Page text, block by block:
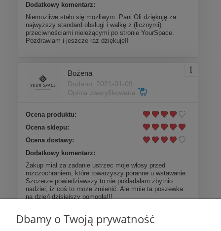
Dodatkowy komentarz:
Niemożliwe stało się możliwym. Pani Oli dziękuję za
najwyższy standard obsługi i walkę z (licznymi)
przeciwnościami nieleżącymi po stronie YourSpace.
Pozdrawiam i jeszcze raz dziękuję!!
Bożena
Dodano: 2021-01-09
Opinia zweryfikowana
Ocena produktu:
Ocena sklepu:
Ocena dostawy:
Dodatkowy komentarz:
Zakup miał za zadanie ustrzec moje włosy przed
rozczochraniem, które towarzyszy poranne u wstawanie.
Szczerze powiedziawszy to nie pokładałam zbytnio
nadziei, iż coś to może zmienić. Ale mnie ta poszewka
na dzień dzisiejszy pomogła!!!
Więcej opinii
Dbamy o Twoją prywatność